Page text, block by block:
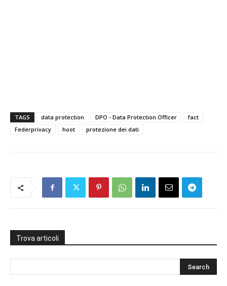
TAGS data protection DPO - Data Protection Officer
fact
Federprivacy
hoot protezione dei dati
Trova articoli